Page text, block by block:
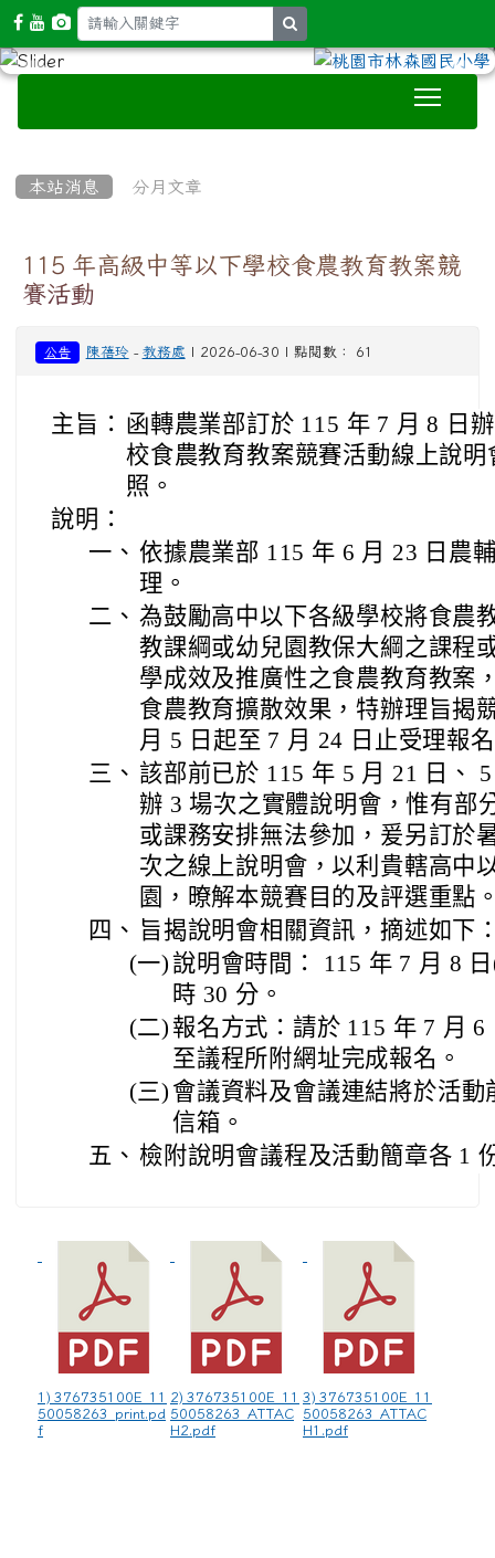
本站消息 分月文章
115 年高級中等以下學校食農教育教案競
賽活動
公告 陳蓓玲 - 教務處 | 2026-06-30 | 點閱數： 61
主旨： 函轉農業部訂於 115 年 7 月 8 日
校食農教育教案競賽活動線上說
照。
說明：
一、 依據農業部 115 年 6 月 23 日農
理。
二、 為鼓勵高中以下各級學校將食農
教課綱或幼兒園教保大綱之課程
學成效及推廣性之食農教育教案
食農教育擴散效果，特辦理旨揭
月 5 日起至 7 月 24 日止受理報
三、 該部前已於 115 年 5 月 21 日、
辦 3 場次之實體說明會，惟有部
或課務安排無法參加，爰另訂於
次之線上說明會，以利貴轄高中
園，暸解本競賽目的及評選重點
四、 旨揭說明會相關資訊，摘述如下
(一)說明會時間： 115 年 7 月 8
時 30 分。
(二) 報名方式：請於 115 年 7 月
至議程所附網址完成報名。
(三) 會議資料及會議連結將於活
信箱。
五、 檢附說明會議程及活動簡章各 1
1) 376735100E_11
50058263_print.pd
f
2) 376735100E_11
50058263_ATTAC
H2.pdf
3) 376735100E_11
50058263_ATTAC
H1.pdf